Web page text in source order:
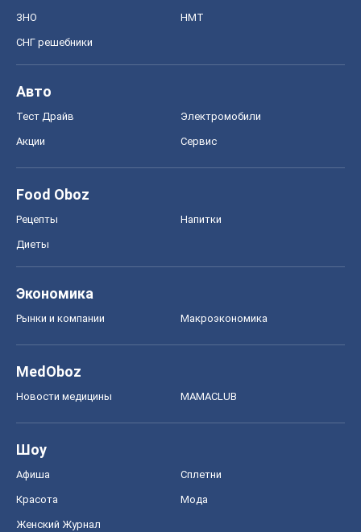
ЗНО НМТ
СНГ решебники
Авто
Тест Драйв Электромобили
Акции Сервис
Food Oboz
Рецепты Напитки
Диеты
Экономика
Рынки и компании Mакроэкономика
MedOboz
Новости медицины MAMACLUB
Шоу
Афиша Сплетни
Красота Мода
Женский Журнал